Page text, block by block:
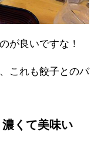
が良いですな！
これも餃子とのバ
くて美味い